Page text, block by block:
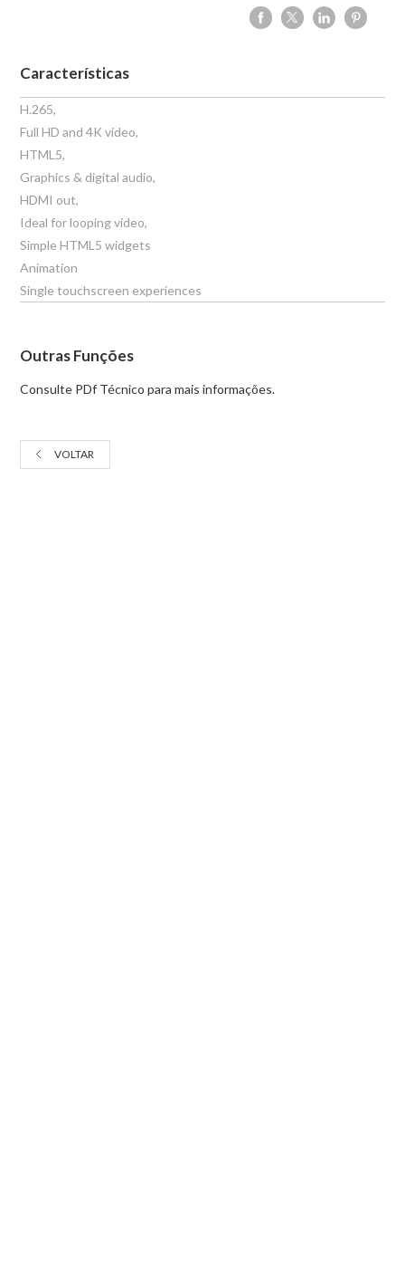
Características
H.265,
Full HD and 4K video,
HTML5,
Graphics & digital audio,
HDMI out,
Ideal for looping video,
Simple HTML5 widgets
Animation
Single touchscreen experiences
Outras Funções
Consulte PDf Técnico para mais informações.
VOLTAR